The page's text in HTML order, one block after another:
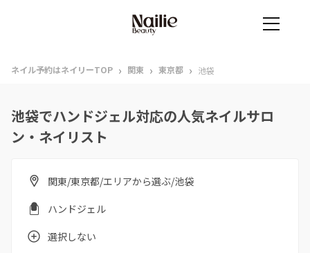
ネイル予約はネイリーTOP › 関東 › 東京都 › 池袋
池袋でハンドジェル対応の人気ネイルサロ
ン・ネイリスト
関東/東京都/エリアから選ぶ/池袋
ハンドジェル
選択しない